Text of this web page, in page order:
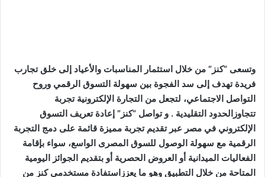
وتسعى “كنز” من خلال استثمار المناسبات والأعياد إلى خلق تجارب
فريدة تهدف إلى سد الفجوة بين سهولة التسوق الرقمي وروح
التواصل الاجتماعي، لتجعل من التجارة الإلكترونية تجربة
تتجاوزالحدود التقليدية . و تواصل “كنز” إعادة تعريف التسوق
الإلكتروني في مصر عبر تقديم تجربة مميزة قائمة على دمج التجربة
الرقمية مع سهولة الوصول للسوق المصرى الواسع، سواء بإقامة
الفعاليات الميدانية أو العروض الحصرية أو بتقديم الجوائز اليومية
المتاحة من خلال التطبيق وهو ما يعززاستفادة مستخدمي كنز من